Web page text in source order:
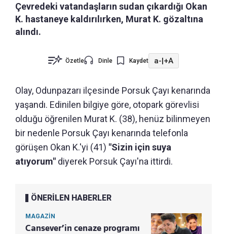
Çevredeki vatandaşların sudan çıkardığı Okan
K. hastaneye kaldırılırken, Murat K. gözaltına
alındı.
Özetle Dinle Kaydet a-|+A
Olay, Odunpazarı ilçesinde Porsuk Çayı kenarında
yaşandı. Edinilen bilgiye göre, otopark görevlisi
olduğu öğrenilen Murat K. (38), henüz bilinmeyen
bir nedenle Porsuk Çayı kenarında telefonla
görüşen Okan K.'yi (41) "Sizin için suya
atıyorum" diyerek Porsuk Çayı'na ittirdi.
ÖNERİLEN HABERLER
MAGAZİN
Cansever’in cenaze programı